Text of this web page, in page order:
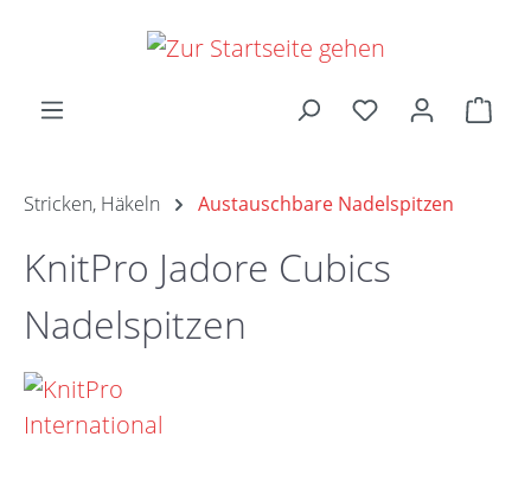
Zum Hauptinhalt springen
Stricken, Häkeln Austauschbare Nadelspitzen
KnitPro Jadore Cubics
Nadelspitzen